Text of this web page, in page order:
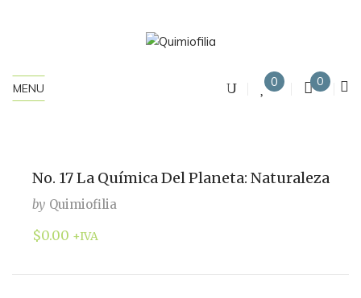
MENU 0 0
No. 17 La Química Del Planeta: Naturaleza
by Quimiofilia
$0.00 +IVA